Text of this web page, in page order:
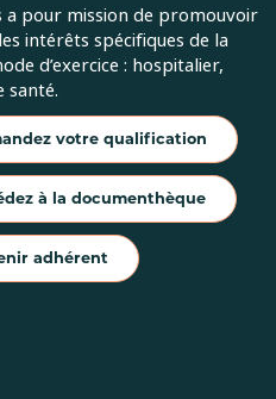
a pour mission de promouvoir
intérêts spécifiques de la
d’exercice : hospitalier,
santé.
votre qualification
à la documenthèque
adhérent